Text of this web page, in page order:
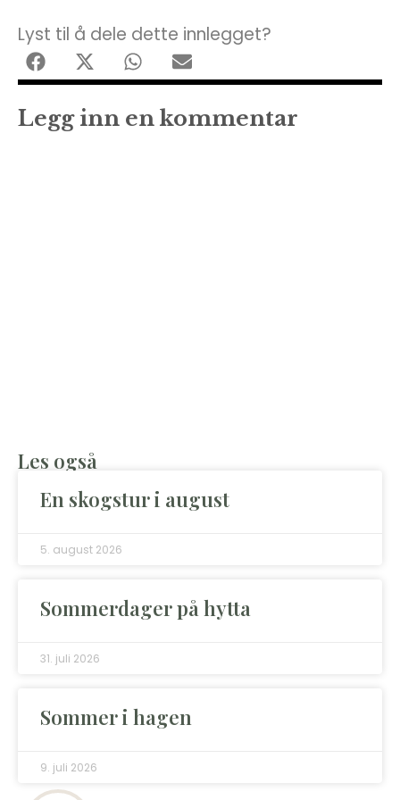
Lyst til å dele dette innlegget?
Legg inn en kommentar
Les også
En skogstur i august
5. august 2026
Sommerdager på hytta
31. juli 2026
Sommer i hagen
9. juli 2026